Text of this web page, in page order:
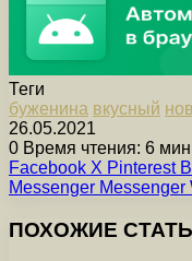
Теги
буженина вкусный
26.05.2021
0 Время чтения: 6
Facebook X Pinterest
Messenger Messenger
ПОХОЖИЕ